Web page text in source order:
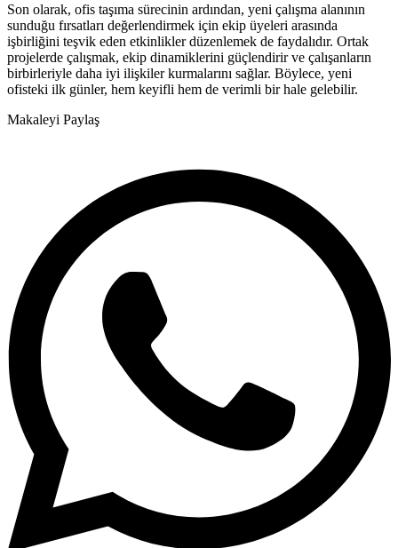
Son olarak, ofis taşıma sürecinin ardından, yeni çalışma alanının
sunduğu fırsatları değerlendirmek için ekip üyeleri arasında
işbirliğini teşvik eden etkinlikler düzenlemek de faydalıdır. Ortak
projelerde çalışmak, ekip dinamiklerini güçlendirir ve çalışanların
birbirleriyle daha iyi ilişkiler kurmalarını sağlar. Böylece, yeni
ofisteki ilk günler, hem keyifli hem de verimli bir hale gelebilir.
Makaleyi Paylaş